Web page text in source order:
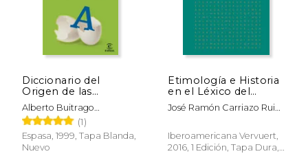
dcto. dcto. $
Diccionario del
Origen de las
Palabras
Alberto Buitrago
Jiménez,José Agustín
Torijano Pérez
(1)
Espasa, 1999, Tapa Blanda,
Nuevo
Etimología e Historia
en el Léxico del
Español: Estudios
Ofrecidos a José
(Magister Bonus et
Sapiens)
José Ramón Carriazo Ruiz,
Sánchez Orense (Eds.)
Mariano Quirós García
Iberoamericana Vervuert,
2016, 1 Edición, Tapa Dura,